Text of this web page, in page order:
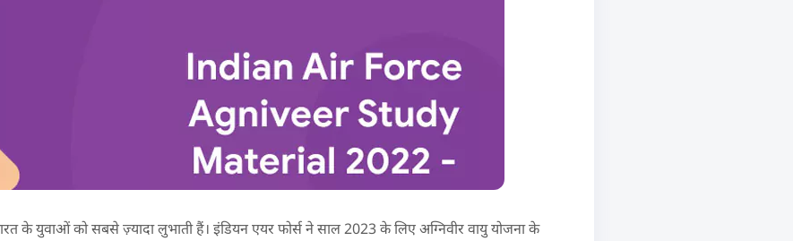
के युवाओं को सबसे ज़्यादा लुभाती हैं। इंडियन एयर फोर्स ने साल 2023 के लिए अग्निवीर वायु योजना के